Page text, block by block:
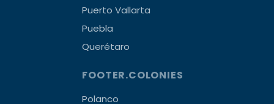
Puerto Vallarta
Puebla
Querétaro
FOOTER.COLONIES
Polanco